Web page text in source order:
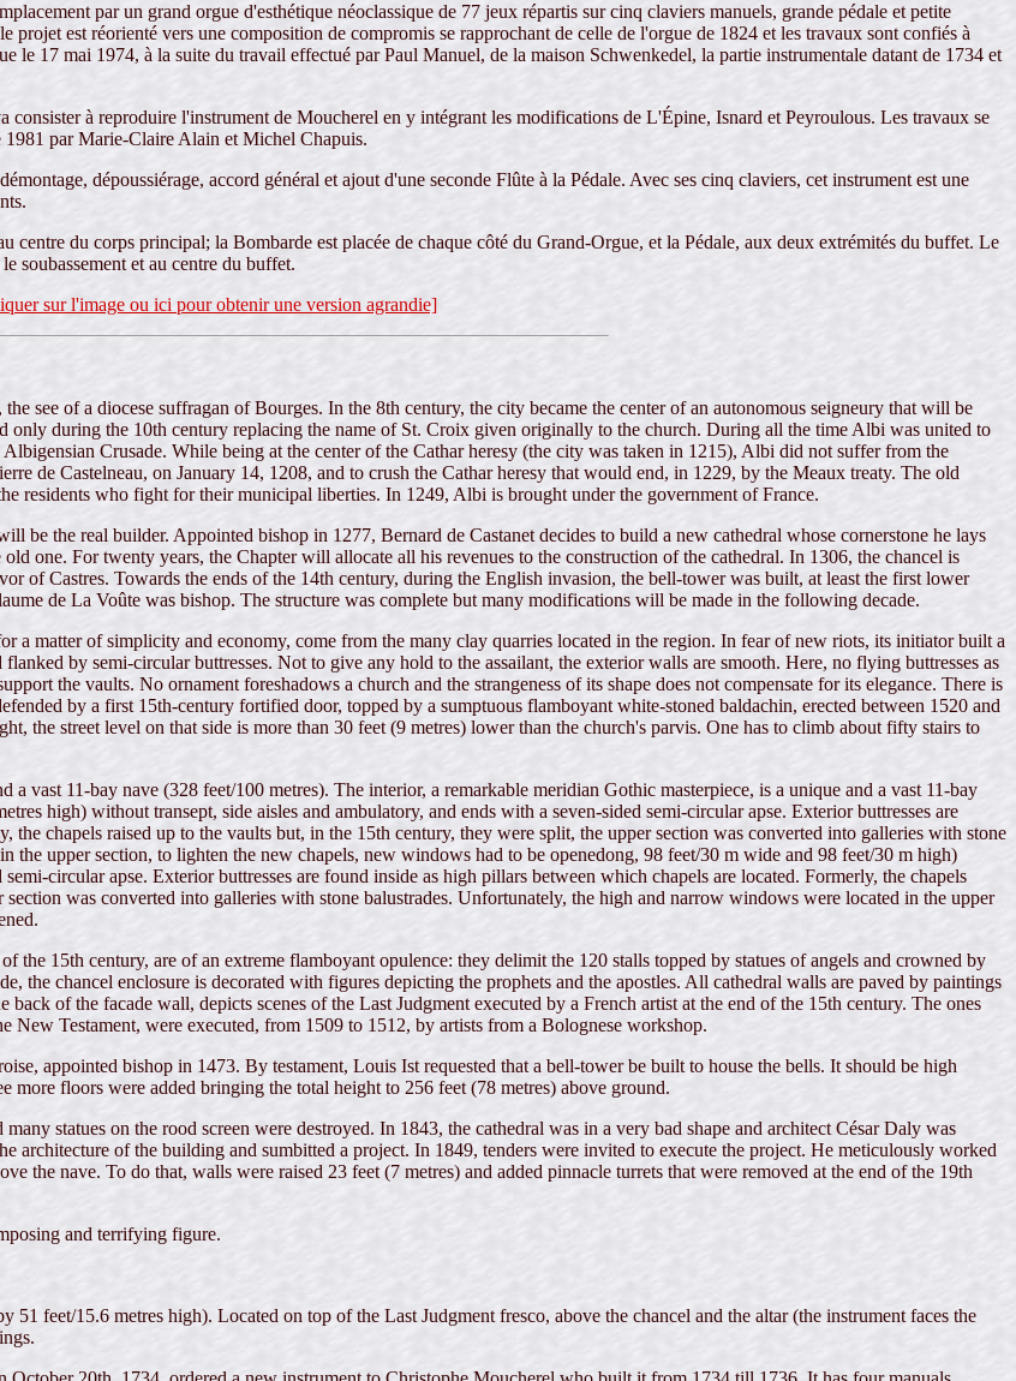
par un grand orgue d'esthétique néoclassique de 77 jeux répartis sur cinq claviers manuels, grande pédale et petite
projet est réorienté vers une composition de compromis se rapprochant de celle de l'orgue de 1824 et les travaux sont confiés à
le 17 mai 1974, à la suite du travail effectué par Paul Manuel, de la maison Schwenkedel, la partie instrumentale datant de 1734 et
à reproduire l'instrument de Moucherel en y intégrant les modifications de L'Épine, Isnard et Peyroulous. Les travaux se
par Marie-Claire Alain et Michel Chapuis.
dépoussiérage, accord général et ajout d'une seconde Flûte à la Pédale. Avec ses cinq claviers, cet instrument est une
du corps principal; la Bombarde est placée de chaque côté du Grand-Orgue, et la Pédale, aux deux extrémités du buffet. Le
soubassement et au centre du buffet.
sur l'image ou ici pour obtenir une version agrandie]
see of a diocese suffragan of Bourges. In the 8th century, the city became the center of an autonomous seigneury that will be
only during the 10th century replacing the name of St. Croix given originally to the church. During all the time Albi was united to
Crusade. While being at the center of the Cathar heresy (the city was taken in 1215), Albi did not suffer from the
de Castelneau, on January 14, 1208, and to crush the Cathar heresy that would end, in 1229, by the Meaux treaty. The old
residents who fight for their municipal liberties. In 1249, Albi is brought under the government of France.
be the real builder. Appointed bishop in 1277, Bernard de Castanet decides to build a new cathedral whose cornerstone he lays
one. For twenty years, the Chapter will allocate all his revenues to the construction of the cathedral. In 1306, the chancel is
of Castres. Towards the ends of the 14th century, during the English invasion, the bell-tower was built, at least the first lower
de La Voûte was bishop. The structure was complete but many modifications will be made in the following decade.
a matter of simplicity and economy, come from the many clay quarries located in the region. In fear of new riots, its initiator built a
by semi-circular buttresses. Not to give any hold to the assailant, the exterior walls are smooth. Here, no flying buttresses as
the vaults. No ornament foreshadows a church and the strangeness of its shape does not compensate for its elegance. There is
by a first 15th-century fortified door, topped by a sumptuous flamboyant white-stoned baldachin, erected between 1520 and
the street level on that side is more than 30 feet (9 metres) lower than the church's parvis. One has to climb about fifty stairs to
vast 11-bay nave (328 feet/100 metres). The interior, a remarkable meridian Gothic masterpiece, is a unique and a vast 11-bay
high) without transept, side aisles and ambulatory, and ends with a seven-sided semi-circular apse. Exterior buttresses are
chapels raised up to the vaults but, in the 15th century, they were split, the upper section was converted into galleries with stone
the upper section, to lighten the new chapels, new windows had to be openedong, 98 feet/30 m wide and 98 feet/30 m high)
circular apse. Exterior buttresses are found inside as high pillars between which chapels are located. Formerly, the chapels
was converted into galleries with stone balustrades. Unfortunately, the high and narrow windows were located in the upper
the 15th century, are of an extreme flamboyant opulence: they delimit the 120 stalls topped by statues of angels and crowned by
the chancel enclosure is decorated with figures depicting the prophets and the apostles. All cathedral walls are paved by paintings
of the facade wall, depicts scenes of the Last Judgment executed by a French artist at the end of the 15th century. The ones
New Testament, were executed, from 1509 to 1512, by artists from a Bolognese workshop.
appointed bishop in 1473. By testament, Louis Ist requested that a bell-tower be built to house the bells. It should be high
floors were added bringing the total height to 256 feet (78 metres) above ground.
statues on the rood screen were destroyed. In 1843, the cathedral was in a very bad shape and architect César Daly was
architecture of the building and sumbitted a project. In 1849, tenders were invited to execute the project. He meticulously worked
the nave. To do that, walls were raised 23 feet (7 metres) and added pinnacle turrets that were removed at the end of the 19th
and terrifying figure.
51 feet/15.6 metres high). Located on top of the Last Judgment fresco, above the chancel and the altar (the instrument faces the